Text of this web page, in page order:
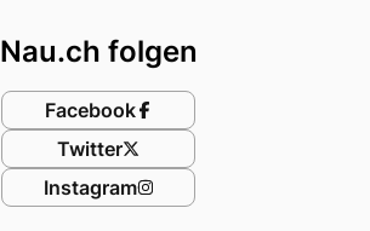
Nau.ch folgen
Facebook
Twitter
Instagram